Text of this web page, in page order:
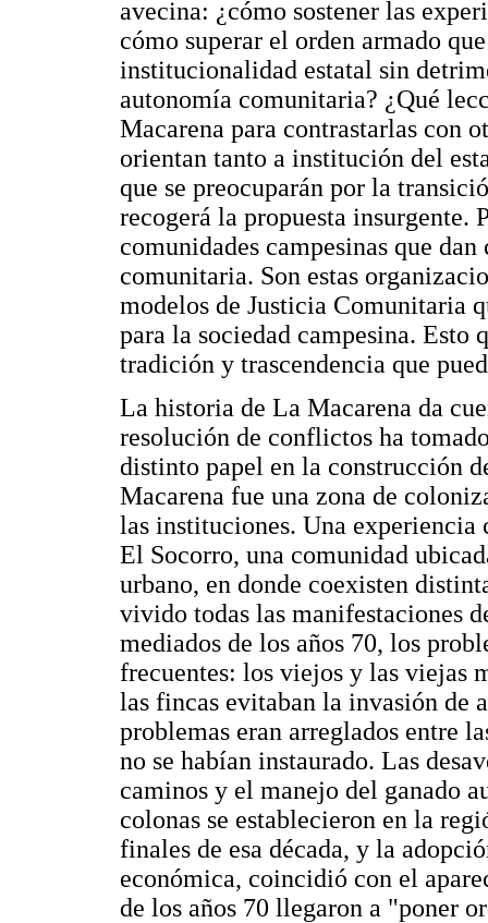
avecina: ¿cómo sostener las
cómo superar el orden armado
institucionalidad estatal sin
autonomía comunitaria? ¿Qué
Macarena para contrastarlas con
orientan tanto a institución del
que se preocuparán por la
recogerá la propuesta insurgente.
comunidades campesinas que
comunitaria. Son estas
modelos de Justicia Comunitaria
para la sociedad campesina.
tradición y trascendencia que
La historia de La Macarena da
resolución de conflictos ha
distinto papel en la construcción
Macarena fue una zona de
las instituciones. Una experiencia
El Socorro, una comunidad
urbano, en donde coexisten
vivido todas las manifestaciones
mediados de los años 70, los
frecuentes: los viejos y las viejas
las fincas evitaban la invasión de
problemas eran arreglados entre
no se habían instaurado. Las
caminos y el manejo del ganado
colonas se establecieron en la
finales de esa década, y la
económica, coincidió con el
de los años 70 llegaron a "poner